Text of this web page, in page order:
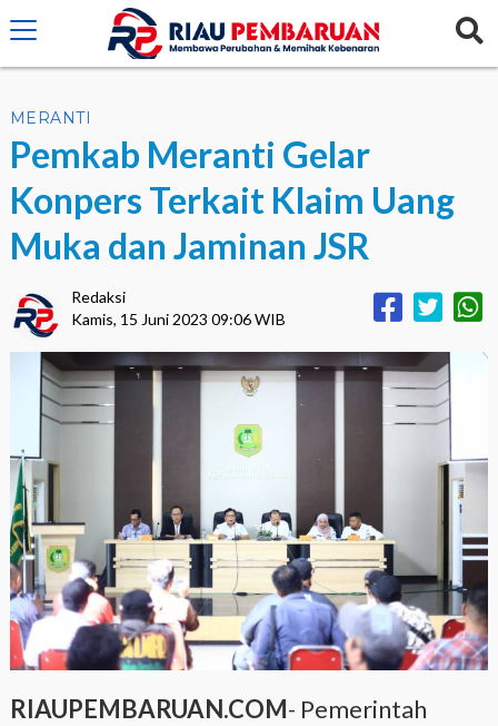
crossorigin="anonymous">
MERANTI
Pemkab Meranti Gelar
Konpers Terkait Klaim Uang
Muka dan Jaminan JSR
Redaksi
Kamis, 15 Juni 2023 09:06 WIB
RIAUPEMBARUAN.COM- Pemerintah